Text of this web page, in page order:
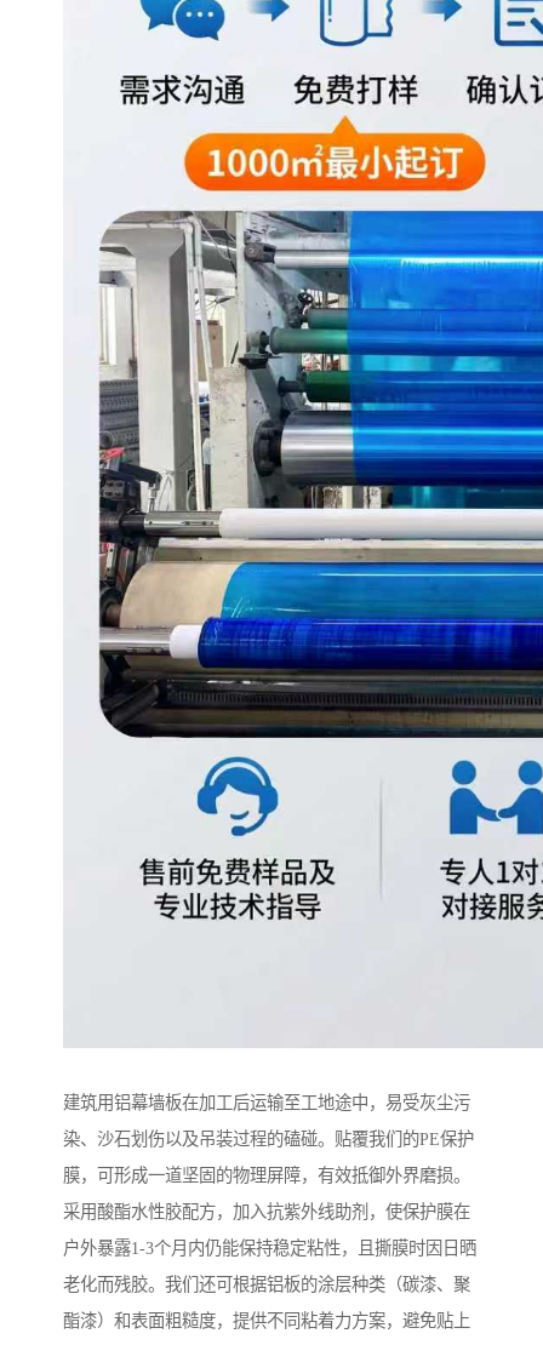
建筑用铝幕墙板在加工后运输至工地途中，易受灰尘污
染、沙石划伤以及吊装过程的磕碰。贴覆我们的PE保护
膜，可形成一道坚固的物理屏障，有效抵御外界磨损。
采用酸酯水性胶配方，加入抗紫外线助剂，使保护膜在
户外暴露1-3个月内仍能保持稳定粘性，且撕膜时因日晒
老化而残胶。我们还可根据铝板的涂层种类（碳漆、聚
酯漆）和表面粗糙度，提供不同粘着力方案，避免贴上